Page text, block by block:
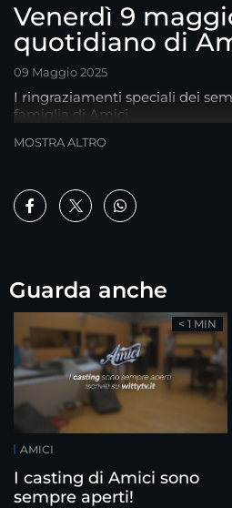
Venerdì 9
quotidiano di
09 Maggio 2025
I ringraziamenti speciali dei
famiglia di Amici
MOSTRA ALTRO
Guarda anche
AMICI
I casting di Amici sono
sempre aperti!
< 1 MIN